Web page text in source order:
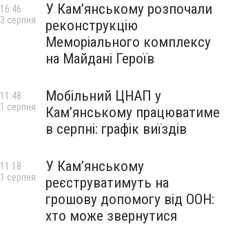
У Кам’янському розпочали
реконструкцію
Меморіального комплексу
на Майдані Героїв
16:46
3 серпня
Мобільний ЦНАП у
Кам’янському працюватиме
в серпні: графік виїздів
11:48
1 серпня
У Кам’янському
реєструватимуть на
грошову допомогу від ООН:
хто може звернутися
11:18
1 серпня